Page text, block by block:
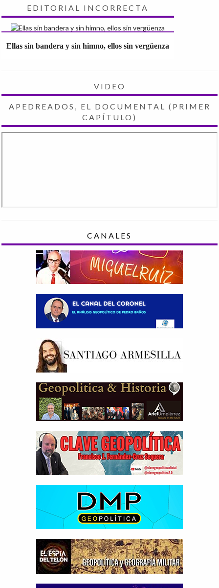
EDITORIAL INCORRECTA
Ellas sin bandera y sin himno, ellos sin vergüenza
VIDEO
APEDREADOS, EL DOCUMENTAL (PRIMER
CAPÍTULO)
CANALES